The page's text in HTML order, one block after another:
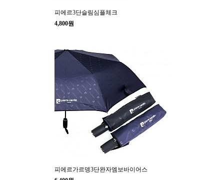
피에르3단슬림심플체크
4,800원
피에르가르뎅3단완자엠보바이어스